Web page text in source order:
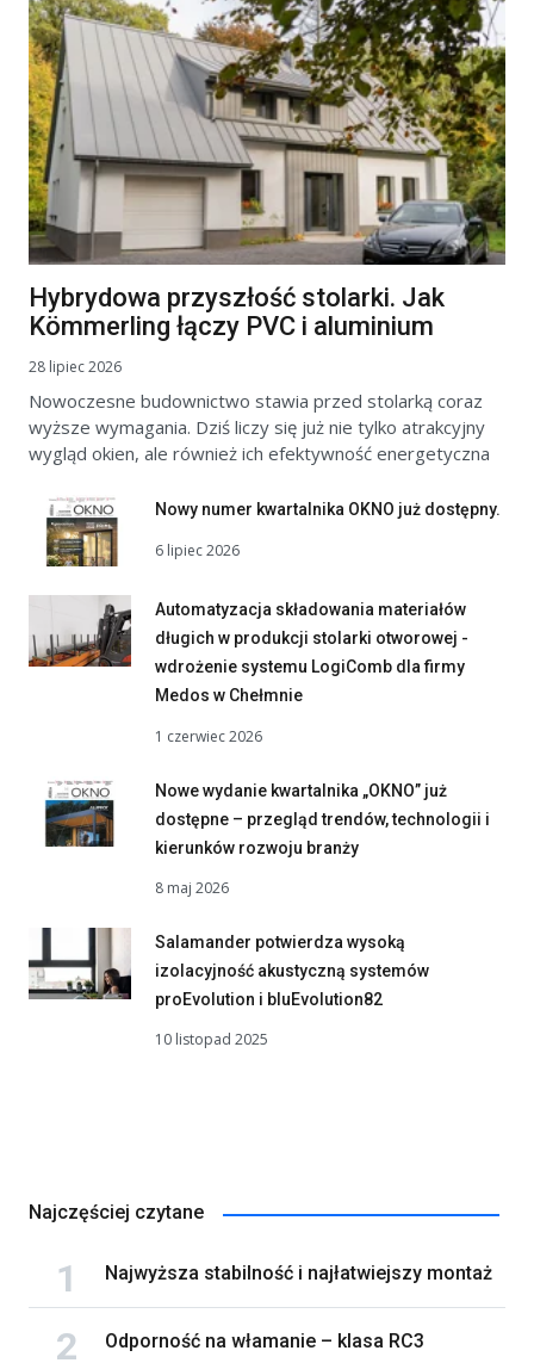
Hybrydowa przyszłość stolarki. Jak
Kömmerling łączy PVC i aluminium
28 lipiec 2026
Nowoczesne budownictwo stawia przed stolarką coraz
wyższe wymagania. Dziś liczy się już nie tylko atrakcyjny
wygląd okien, ale również ich efektywność energetyczna
Nowy numer kwartalnika OKNO już dostępny.
6 lipiec 2026
Automatyzacja składowania materiałów
długich w produkcji stolarki otworowej -
wdrożenie systemu LogiComb dla firmy
Medos w Chełmnie
1 czerwiec 2026
Nowe wydanie kwartalnika „OKNO” już
dostępne – przegląd trendów, technologii i
kierunków rozwoju branży
8 maj 2026
Salamander potwierdza wysoką
izolacyjność akustyczną systemów
proEvolution i bluEvolution82
10 listopad 2025
Najczęściej czytane
Najwyższa stabilność i najłatwiejszy montaż
Odporność na włamanie – klasa RC3